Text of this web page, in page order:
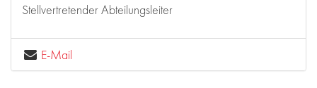
Stellvertretender Abteilungsleiter
E-Mail